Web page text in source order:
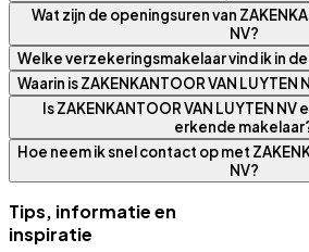
Wat zijn de openingsuren van
NV?
Welke verzekeringsmakelaar vind ik in
Waarin is ZAKENKANTOOR VAN
Is ZAKENKANTOOR VAN LUYTEN
erkende
Hoe neem ik snel contact op met
NV?
Tips, informatie en
inspiratie